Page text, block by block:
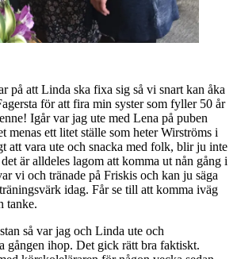
på att Linda ska fixa sig så vi snart kan åka
för att fira min syster som fyller 50 år
Igår var jag ute med Lena på puben
menas ett litet ställe som heter Wirströms i
att vara ute och snacka med folk, blir ju inte
är alldeles lagom att komma ut nån gång i
vi och tränade på Friskis och kan ju säga
idag. Får se till att komma iväg
tanke.
så var jag och Linda ute och
gången ihop. Det gick rätt bra faktiskt.